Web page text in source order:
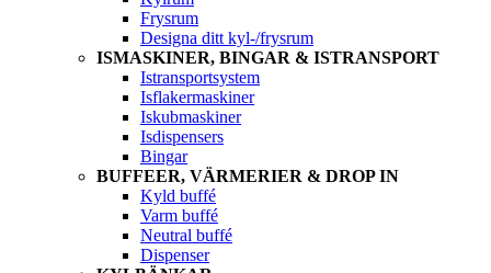
Frysrum
Designa ditt kyl-/frysrum
ISMASKINER, BINGAR & ISTRANSPORT
Istransportsystem
Isflakermaskiner
Iskubmaskiner
Isdispensers
Bingar
BUFFEER, VÄRMERIER & DROP IN
Kyld buffé
Varm buffé
Neutral buffé
Dispenser